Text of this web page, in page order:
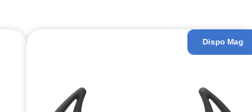
Dispo Mag